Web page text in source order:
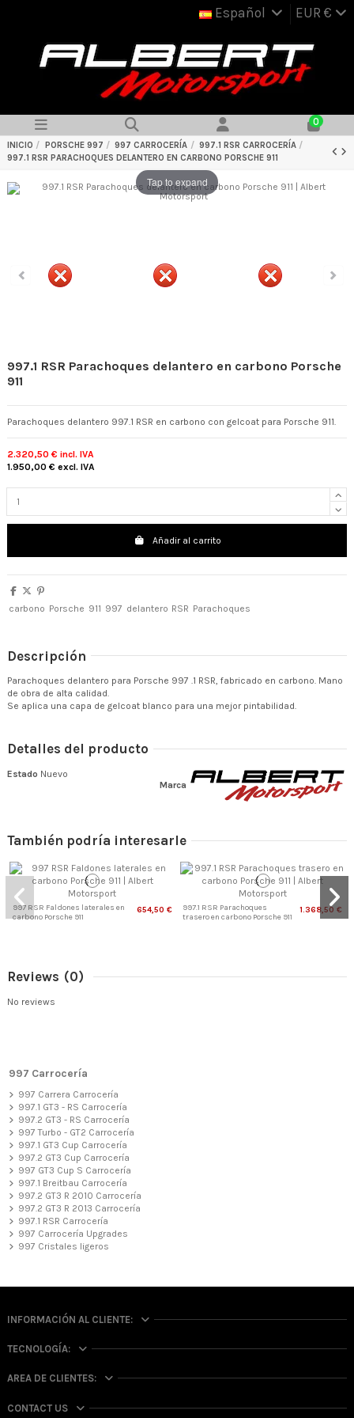
Español EUR €
0
INICIO PORSCHE 997 997 CARROCERÍA
997.1 RSR CARROCERÍA
997.1 RSR PARACHOQUES DELANTERO EN CARBONO PORSCHE 911
Tap to expand
997.1 RSR Parachoques delantero en carbono Porsche
911
Parachoques delantero 997.1 RSR en carbono con gelcoat para Porsche 911.
2.320,50 € incl. IVA
1.950,00 € excl. IVA
Añadir al carrito
carbono Porsche 911 997 delantero RSR Parachoques
Descripción
Parachoques delantero para Porsche 997 .1 RSR, fabricado en carbono. Mano
de obra de alta calidad.
Se aplica una capa de gelcoat blanco para una mejor pintabilidad.
Detalles del producto
Marca
Estado Nuevo
También podría interesarle
997 RSR Faldones laterales en
carbono Porsche 911
654,50 €
997.1 RSR Parachoques
trasero en carbono Porsche 911
1.368,50 €
Reviews (0)
No reviews
997 Carrocería
997 Carrera Carrocería
997.1 GT3 - RS Carrocería
997.2 GT3 - RS Carrocería
997 Turbo - GT2 Carrocería
997.1 GT3 Cup Carrocería
997.2 GT3 Cup Carrocería
997 GT3 Cup S Carrocería
997.1 Breitbau Carrocería
997.2 GT3 R 2010 Carrocería
997.2 GT3 R 2013 Carrocería
997.1 RSR Carrocería
997 Carrocería Upgrades
997 Cristales ligeros
INFORMACIÓN AL CLIENTE:
TECNOLOGÍA:
AREA DE CLIENTES:
CONTACT US